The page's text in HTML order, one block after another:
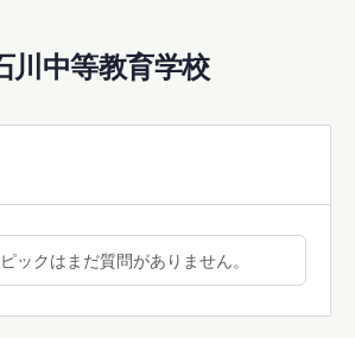
川中等教育学校
ックはまだ質問がありません。